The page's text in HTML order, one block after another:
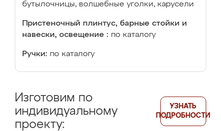
бутылочницы, волшебные уголки, карусели
Пристеночный плинтус, барные стойки и
навески, освещение : по каталогу
Ручки: по каталогу
Изготовим по
индивидуальному
проекту:
УЗНАТЬ
ПОДРОБНОСТИ